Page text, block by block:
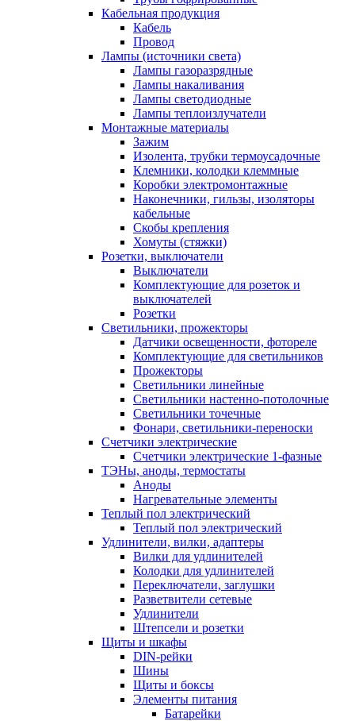
Кабельная продукция
Кабель
Провод
Лампы (источники света)
Лампы газоразрядные
Лампы накаливания
Лампы светодиодные
Лампы теплоизлучатели
Монтажные материалы
Зажим
Изолента, трубки термоусадочные
Клемники, колодки клеммные
Коробки электромонтажные
Наконечники, гильзы, изоляторы
кабельные
Скобы крепления
Хомуты (стяжки)
Розетки, выключатели
Выключатели
Комплектующие для розеток и
выключателей
Розетки
Светильники, прожекторы
Датчики освещенности, фотореле
Комплектующие для светильников
Прожекторы
Светильники линейные
Светильники настенно-потолочные
Светильники точечные
Фонари, светильники-переноски
Счетчики электрические
Счетчики электрические 1-фазные
ТЭНы, аноды, термостаты
Аноды
Нагревательные элементы
Теплый пол электрический
Теплый пол электрический
Удлинители, вилки, адаптеры
Вилки для удлинителей
Колодки для удлинителей
Переключатели, заглушки
Разветвители сетевые
Удлинители
Штепсели и розетки
Щиты и шкафы
DIN-рейки
Шины
Щиты и боксы
Элементы питания
Батарейки